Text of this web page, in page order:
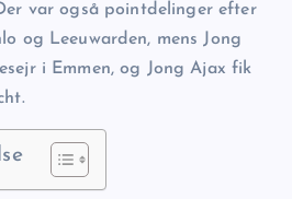
var også pointdelinger efter
og Leeuwarden, mens Jong
i Emmen, og Jong Ajax fik